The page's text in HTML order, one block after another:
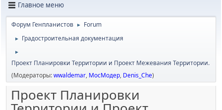
Главное меню
Форум Генпланистов ► Forum
► Градостроительная документация
►
Проект Планировки Территории и Проект Межевания Территории.
(Модераторы:wwaldemar, МосМодер, Denis_Che)
Проект Планировки